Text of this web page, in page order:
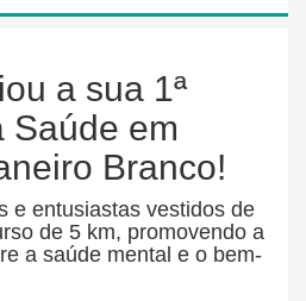
a sua 1ª
Saúde em
Branco!
e entusiastas vestidos de
de 5 km, promovendo a
a saúde mental e o bem-